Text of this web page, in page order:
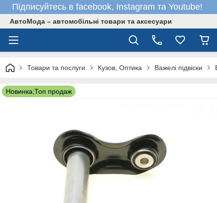
Підписуйтесь в facebook, Instagram та Youtube!
АвтоМода – автомобільні товари та аксесуари
Товари та послуги Кузов, Оптика Важелі підвіски
Новинка;Топ продаж